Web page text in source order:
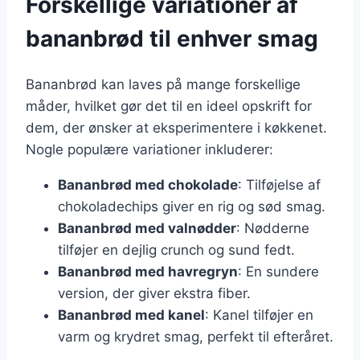
bananbrød til enhver smag
Bananbrød kan laves på mange forskellige
måder, hvilket gør det til en ideel opskrift for
dem, der ønsker at eksperimentere i køkkenet.
Nogle populære variationer inkluderer:
Bananbrød med chokolade: Tilføjelse af
chokoladechips giver en rig og sød smag.
Bananbrød med valnødder: Nødderne
tilføjer en dejlig crunch og sund fedt.
Bananbrød med havregryn: En sundere
version, der giver ekstra fiber.
Bananbrød med kanel: Kanel tilføjer en
varm og krydret smag, perfekt til efteråret.